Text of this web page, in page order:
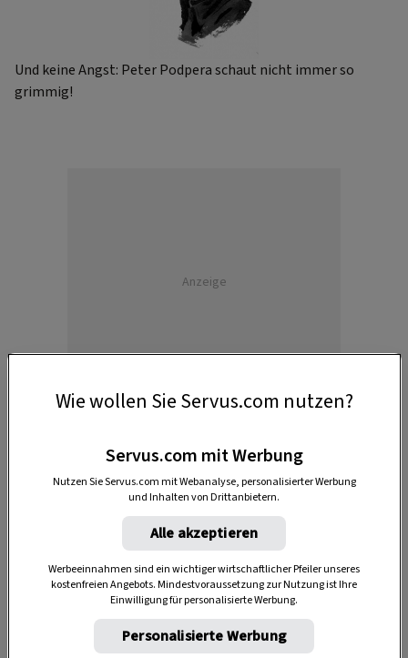
Und keine Angst: Peter Podpera schaut nicht immer so
grimmig!
Anzeige
Wendiges Naturwunder
Die Donau, der zweitgrößte Fluss Europas,
besticht durch abwechslungsreiche und
malerische Landschaften. In Oberösterreich hat
sich der Strom etwas ganz Besonderes einfallen
lassen und vor tausenden Jahren wohl gedacht:
Wie wollen Sie Servus.com nutzen?
Servus.com mit Werbung
Nutzen Sie Servus.com mit Webanalyse, personalisierter Werbung
und Inhalten von Drittanbietern.
Alle akzeptieren
Werbeeinnahmen sind ein wichtiger wirtschaftlicher Pfeiler unseres
kostenfreien Angebots. Mindestvoraussetzung zur Nutzung ist Ihre
Einwilligung für personalisierte Werbung.
Personalisierte Werbung